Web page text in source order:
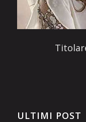
ULTIMI POST